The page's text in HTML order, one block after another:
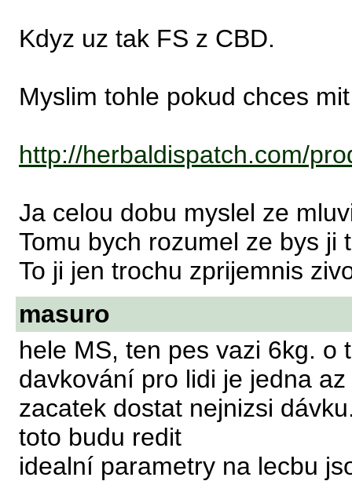
Kdyz uz tak FS z CBD.
Myslim tohle pokud chces
http://herbaldispatch.com/
Ja celou dobu myslel ze
Tomu bych rozumel ze bys ji
To ji jen trochu zprijemnis
masuro
hele MS, ten pes vazi 6kg. o
davkování pro lidi je jedna
zacatek dostat nejnizsi
toto budu redit
idealní parametry na lecbu